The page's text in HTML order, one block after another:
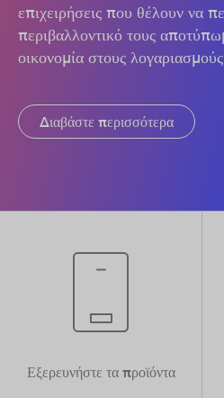
επιχειρήσεις που θέλουν να
περιβαλλοντικό τους
οικονομία στους
Διαβάστε περισσότερα
Εξερευνήστε τα προϊόντα